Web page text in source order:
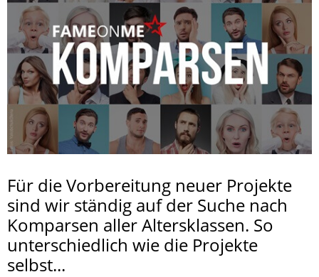
Für die Vorbereitung neuer Projekte
sind wir ständig auf der Suche nach
Komparsen aller Altersklassen. So
unterschiedlich wie die Projekte
selbst...